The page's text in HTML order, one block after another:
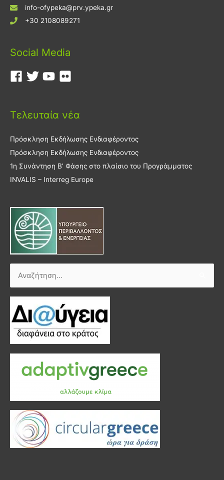
info-ofypeka@prv.ypeka.gr
+30 2108089271
Social Media
Τελευταία νέα
Πρόσκληση Εκδήλωσης Ενδιαφέροντος
Πρόσκληση Εκδήλωσης Ενδιαφέροντος
1η Συνάντηση Β’ Φάσης στο πλαίσιο του Προγράμματος
INVALIS – Interreg Europe
Αναζήτηση